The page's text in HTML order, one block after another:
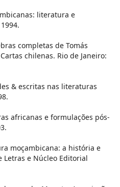
literatura e
completas de Tomás
chilenas. Rio de Janeiro:
& escritas nas literaturas
africanas e formulações pós-
moçambicana: a história e
Letras e Núcleo Editorial